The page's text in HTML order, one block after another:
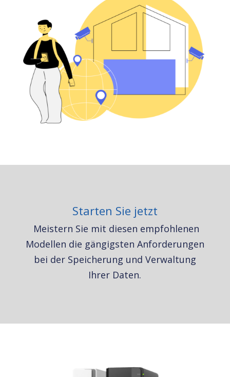
Starten Sie jetzt
Meistern Sie mit diesen empfohlenen
Modellen die gängigsten Anforderungen
bei der Speicherung und Verwaltung
Ihrer Daten.